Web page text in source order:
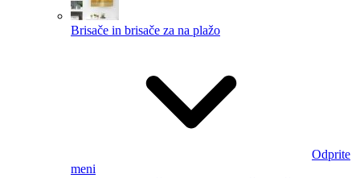
Brisače in brisače za na plažo
Odprite
meni